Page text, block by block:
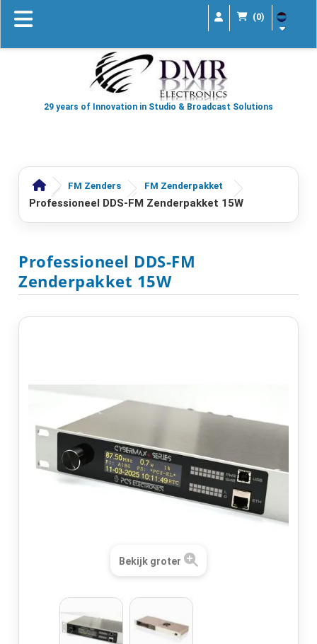
(0)
29 years of Innovation in Studio & Broadcast Solutions
FM Zenders FM Zenderpakket
Professioneel DDS-FM Zenderpakket 15W
Professioneel DDS-FM
Zenderpakket 15W
Bekijk groter